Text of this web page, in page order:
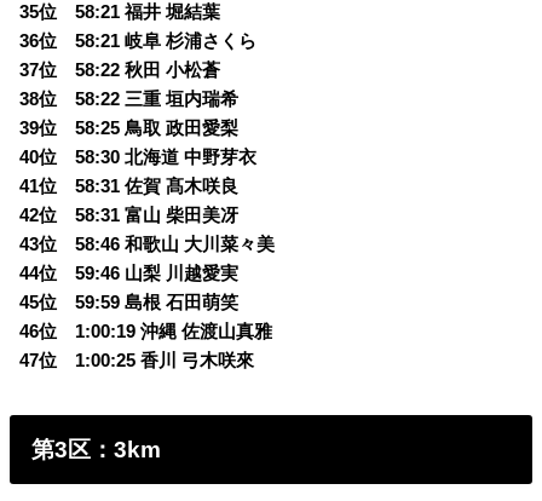
35位 58:21 福井 堀結葉
36位 58:21 岐阜 杉浦さくら
37位 58:22 秋田 小松蒼
38位 58:22 三重 垣内瑞希
39位 58:25 鳥取 政田愛梨
40位 58:30 北海道 中野芽衣
41位 58:31 佐賀 髙木咲良
42位 58:31 富山 柴田美冴
43位 58:46 和歌山 大川菜々美
44位 59:46 山梨 川越愛実
45位 59:59 島根 石田萌笑
46位 1:00:19 沖縄 佐渡山真雅
47位 1:00:25 香川 弓木咲來
第3区：3km